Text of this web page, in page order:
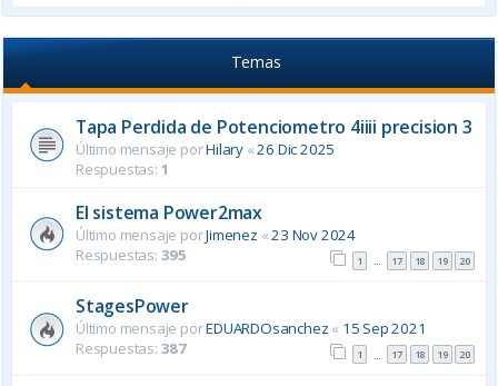
Temas
Tapa Perdida de Potenciometro 4iiii precision 3
Último mensaje porHilary «26 Dic 2025
Respuestas: 1
El sistema Power2max
Último mensaje porJimenez «23 Nov 2024
Respuestas: 395 1 … 17 18 19 20
StagesPower
Último mensaje porEDUARDOsanchez « 15 Sep 2021
Respuestas: 387 1 … 17 18 19 20